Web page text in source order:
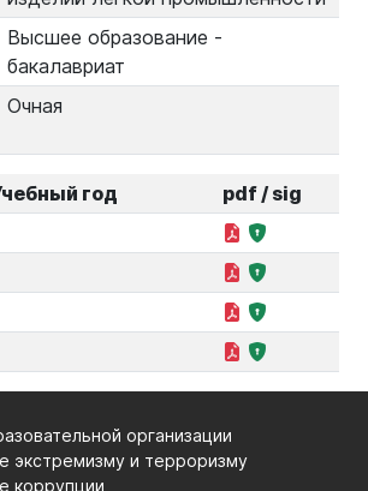
Высшее образование -
бакалавриат
Очная
год pdf / sig
организации
экстремизму и терроризму
коррупции